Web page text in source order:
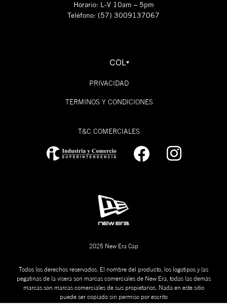
Horario: L-V 10am – 5pm
Teléfono: (57) 3009137067
COL
PRIVACIDAD
TÉRMINOS Y CONDICIONES
T&C COMERCIALES
2025 New Era Cap
Todos los derechos reservados. El nombre del producto, los logotipos y las
pegatinas de la visera son marcas comerciales de New Era, todas las demás
marcas son marcas comerciales de sus propietarios. Nada en este sitio
puede ser copiado sin permiso por escrito